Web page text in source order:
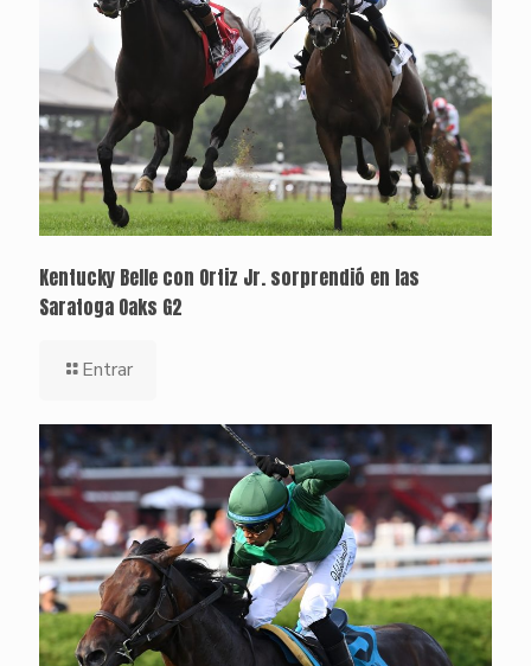
Kentucky Belle con Ortiz Jr. sorprendió en las
Saratoga Oaks G2
Entrar